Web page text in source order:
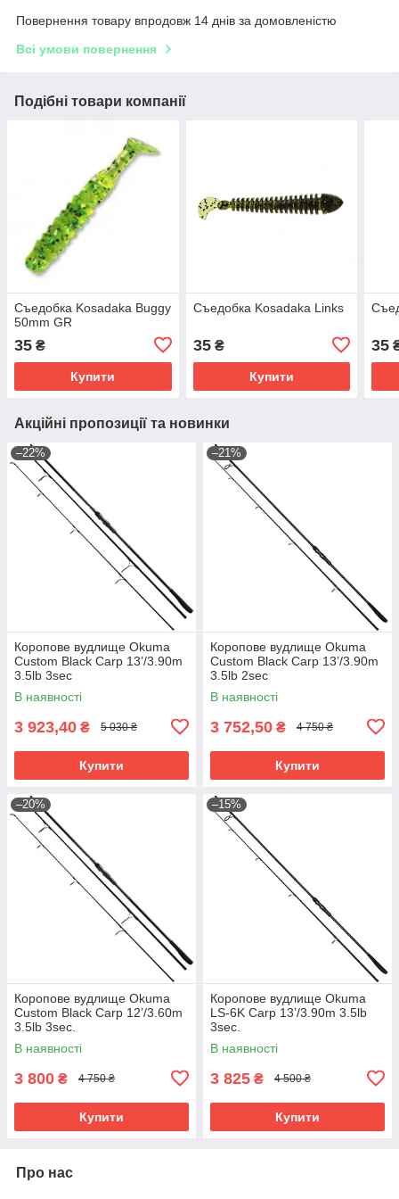
Повернення товару впродовж 14 днів за домовленістю
Всі умови повернення
Подібні товари компанії
Съедобка Kosadaka Buggy
50mm GR
35 ₴
Купити
Съедобка Kosadaka Links
35₴
Купити
35
Акційні пропозиції та новинки
–22%
Коропове вудлище Okuma
Custom Black Carp 13’/3.90m
3.5lb 3sec
В наявності
3 923,40 ₴ 5 030 ₴
Купити
–21%
Коропове вудлище Okuma
Custom Black Carp 13’/3.90m
3.5lb 2sec
В наявності
3 752,50 ₴ 4 750 ₴
Купити
–20%
Коропове вудлище Okuma
Custom Black Carp 12’/3.60m
3.5lb 3sec.
В наявності
3 800 ₴ 4 750 ₴
Купити
–15%
Коропове вудлище Okuma
LS-6K Carp 13’/3.90m 3.5lb
3sec.
В наявності
3 825 ₴ 4 500 ₴
Купити
Про нас